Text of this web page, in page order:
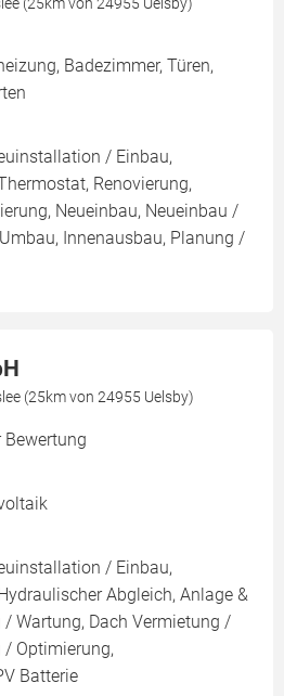
(25km von 24955 Uelsby)
Badezimmer, Türen,
/ Einbau,
Renovierung,
Neueinbau, Neueinbau /
Innenausbau, Planung /
(25km von 24955 Uelsby)
Bewertung
/ Einbau,
Abgleich, Anlage &
/ Wartung, Dach Vermietung /
/ Optimierung,
Batterie